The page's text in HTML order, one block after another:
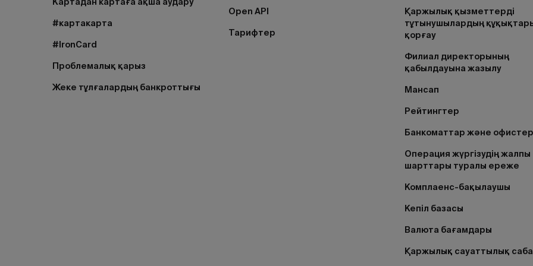
#картакарта
#IronCard
Проблемалық қарыз
Жеке тұлғалардың банкроттығы
Open API
Тарифтер
Қаржылық қызметтерді
тұтынушылардың
қорғау
Филиал директорының
қабылдауына жазылу
Мансап
Рейтингтер
Банкоматтар және офистер
Операция жүргізудің жалпы
шарттары туралы ереже
Комплаенс-бақылаушы
Кепіл базасы
Валюта бағамдары
Қаржылық сауаттылық